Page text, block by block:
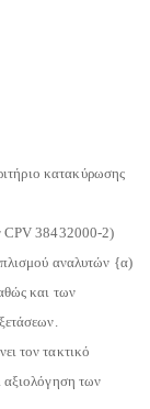
κατακύρωσης
CPV38432000-2)
αναλυτών {α)
και των
τον τακτικό
των